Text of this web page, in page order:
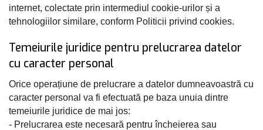
internet, colectate prin intermediul cookie-urilor și a
tehnologiilor similare, conform Politicii privind cookies.
Temeiurile juridice pentru prelucrarea datelor
cu caracter personal
Orice operațiune de prelucrare a datelor dumneavoastră cu
caracter personal va fi efectuată pe baza unuia dintre
temeiurile juridice de mai jos:
- Prelucrarea este necesară pentru încheierea sau